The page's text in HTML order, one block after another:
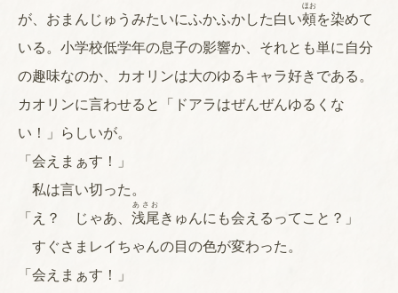
が、おまんじゅうみたいにふかふかした白い頰
ほお
を染めて
いる。小学校低学年の息子の影響か、それとも単に自分
の趣味なのか、カオリンは大のゆるキャラ好きである。
カオリンに言わせると「ドアラはぜんぜんゆるくな
い！」らしいが。
「会えまぁす！」
私は言い切った。
「え？ じゃあ、 浅尾
あさお
きゅんにも会えるってこと？」
すぐさまレイちゃんの目の色が変わった。
「会えまぁす！」